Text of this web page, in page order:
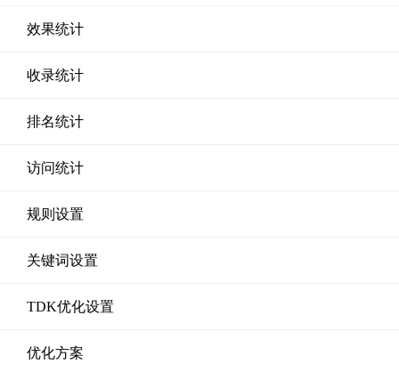
效果统计
收录统计
排名统计
访问统计
规则设置
关键词设置
TDK优化设置
优化方案